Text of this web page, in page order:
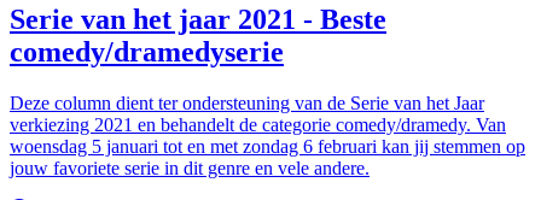
Serie van het jaar 2021 - Beste
comedy/dramedyserie
Deze column dient ter ondersteuning van de Serie van het Jaar
verkiezing 2021 en behandelt de categorie comedy/dramedy. Van
woensdag 5 januari tot en met zondag 6 februari kan jij stemmen op
jouw favoriete serie in dit genre en vele andere.